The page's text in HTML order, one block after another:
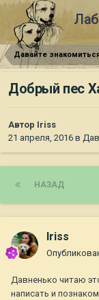
Давайте
Добрый пес
Автор Iriss
21 апреля, 2016 в
НАЗАД
Iriss
Давненько читаю
написать и